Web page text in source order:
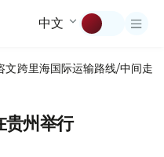
中文
文跨里海国际运输路线/中间走廊
贵州举行